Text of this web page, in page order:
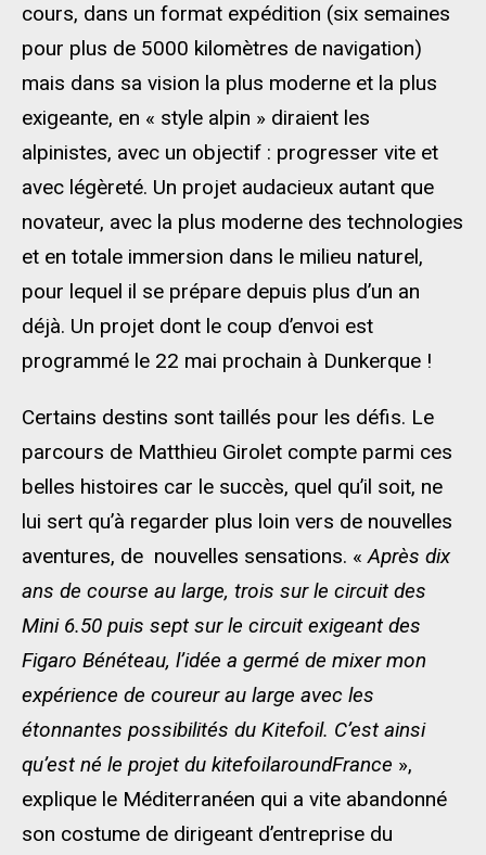
cours, dans un format expédition (six semaines
pour plus de 5000 kilomètres de navigation)
mais dans sa vision la plus moderne et la plus
exigeante, en « style alpin » diraient les
alpinistes, avec un objectif : progresser vite et
avec légèreté. Un projet audacieux autant que
novateur, avec la plus moderne des technologies
et en totale immersion dans le milieu naturel,
pour lequel il se prépare depuis plus d’un an
déjà. Un projet dont le coup d’envoi est
programmé le 22 mai prochain à Dunkerque !
Certains destins sont taillés pour les défis. Le
parcours de Matthieu Girolet compte parmi ces
belles histoires car le succès, quel qu’il soit, ne
lui sert qu’à regarder plus loin vers de nouvelles
aventures, de nouvelles sensations. «Après dix
ans de course au large, trois sur le circuit des
Mini 6.50 puis sept sur le circuit exigeant des
Figaro Bénéteau, l’idée a germé de mixer mon
expérience de coureur au large avec les
étonnantes possibilités du Kitefoil. C’est ainsi
qu’est né le projet du kitefoilaroundFrance »,
explique le Méditerranéen qui a vite abandonné
son costume de dirigeant d’entreprise du